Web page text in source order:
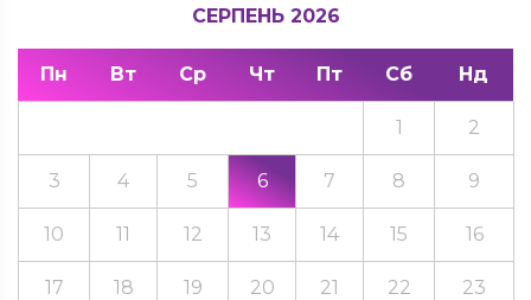
СЕРПЕНЬ 2026
Пн Вт Ср Чт Пт Сб Нд
1 2
3 4 5 6 7 8 9
10 11 12 13 14 15 16
17 18 19 20 21 22 23